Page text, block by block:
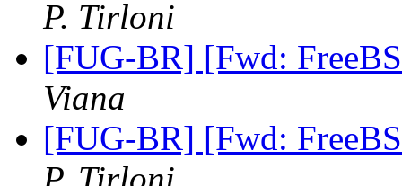
P. Tirloni
[FUG-BR] [Fwd:
Viana
[FUG-BR] [Fwd: